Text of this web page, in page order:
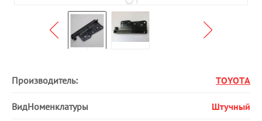
Производитель: TOYOTA
ВидНоменклатуры Штучный